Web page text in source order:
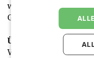
wurde statt mit
Gerüst angebracht.
Über Virtual Identity
Virtual Identity ist